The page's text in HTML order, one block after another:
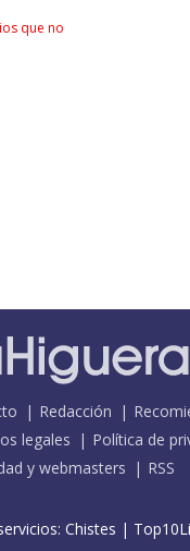
que no
Redacción
legales
Política de
y webmasters
RSS
Chistes |